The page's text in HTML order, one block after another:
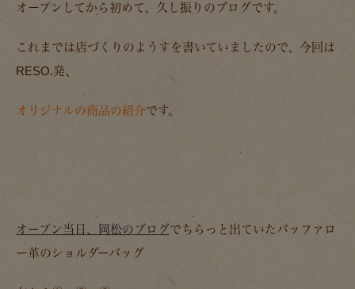
オープンしてから初めて、久し振りのブログです。
これまでは店づくりのようすを書いていましたので、今回は
RESO.発、
オリジナルの商品の紹介です。
オープン当日、岡松のブログでちらっと出ていたバッファロ
ー革のショルダーバッグ